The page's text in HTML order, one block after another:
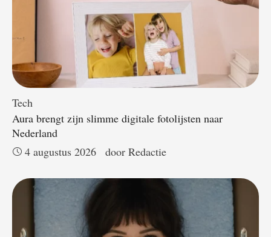
Tech
Aura brengt zijn slimme digitale fotolijsten naar
Nederland
4 augustus 2026
door Redactie